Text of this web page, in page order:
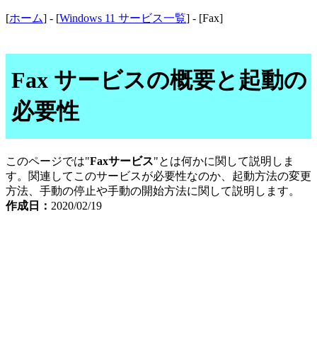
[ホーム] - [Windows 11 サービス一覧] - [Fax]
Fax サービスの概要と起動の
必要性
このページでは"Faxサービス"とは何かに関して説明しま
す。関連してこのサービスが必要性なのか、起動方法の変更
方法、手動の停止や手動の開始方法に関して説明します。
作成日： 2020/02/19